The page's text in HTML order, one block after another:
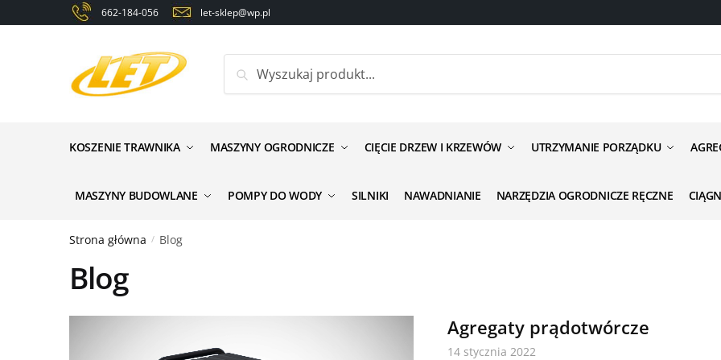
to
to
662-184-056 let-sklep@wp.pl
KOSZENIE TRAWNIKA MASZYNY OGRODNICZE CIĘCIE DRZEW I KRZEWÓW UTRZYMANIE PORZĄDKU
MASZYNY BUDOWLANE POMPY DO WODY SILNIKI NAWADNIANIE NARZĘDZIA OGRODNICZE RĘCZNE
Strona główna / Blog
Blog
Agregaty prądotwórcze
14 stycznia 2022